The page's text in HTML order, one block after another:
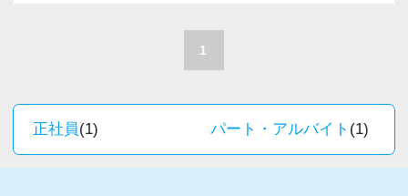
場だと感じています。
・税務経験を活かして成長したい方
・キャリアアップ志向のある方
職員一人ひとりの力がそのまま事業運営に直結
するところで、個人事務所ならではの面白さと
新しいチャレンジが沢山ありますので、飽きる
1
正社員(1) パート・アルバイト (1)